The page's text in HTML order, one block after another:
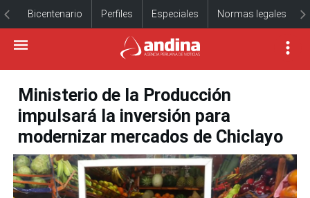
Bicentenario Perfiles Especiales Normas legales
Ministerio de la Producción
impulsará la inversión para
modernizar mercados de Chiclayo